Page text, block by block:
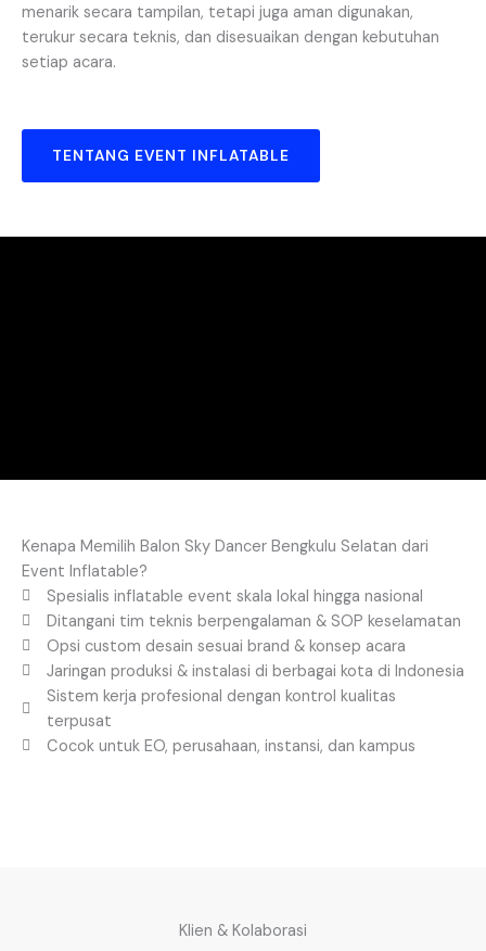
menarik secara tampilan, tetapi juga aman digunakan,
terukur secara teknis, dan disesuaikan dengan kebutuhan
setiap acara.
TENTANG EVENT INFLATABLE
Kenapa Memilih Balon Sky Dancer Bengkulu Selatan dari
Event Inflatable?
Spesialis inflatable event skala lokal hingga nasional
Ditangani tim teknis berpengalaman & SOP keselamatan
Opsi custom desain sesuai brand & konsep acara
Jaringan produksi & instalasi di berbagai kota di Indonesia
Sistem kerja profesional dengan kontrol kualitas
terpusat
Cocok untuk EO, perusahaan, instansi, dan kampus
Klien & Kolaborasi